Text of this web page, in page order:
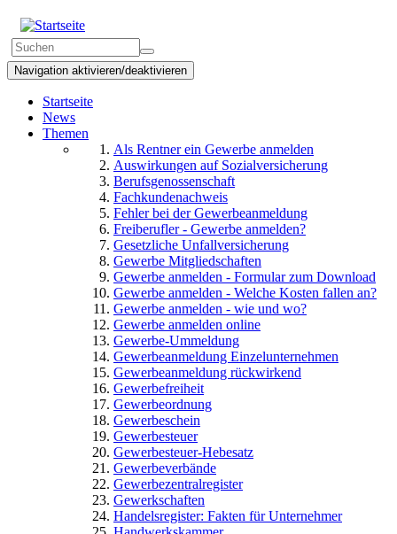
Direkt
zum
Inhalt
Suchformular
Suchen
Navigation aktivieren/deaktivieren
Startseite
News
Themen
Als Rentner ein Gewerbe anmelden
Auswirkungen auf Sozialversicherung
Berufsgenossenschaft
Fachkundenachweis
Fehler bei der Gewerbeanmeldung
Freiberufler - Gewerbe anmelden?
Gesetzliche Unfallversicherung
Gewerbe Mitgliedschaften
Gewerbe anmelden - Formular zum Download
Gewerbe anmelden - Welche Kosten fallen an?
Gewerbe anmelden - wie und wo?
Gewerbe anmelden online
Gewerbe-Ummeldung
Gewerbeanmeldung Einzelunternehmen
Gewerbeanmeldung rückwirkend
Gewerbefreiheit
Gewerbeordnung
Gewerbeschein
Gewerbesteuer
Gewerbesteuer-Hebesatz
Gewerbeverbände
Gewerbezentralregister
Gewerkschaften
Handelsregister: Fakten für Unternehmer